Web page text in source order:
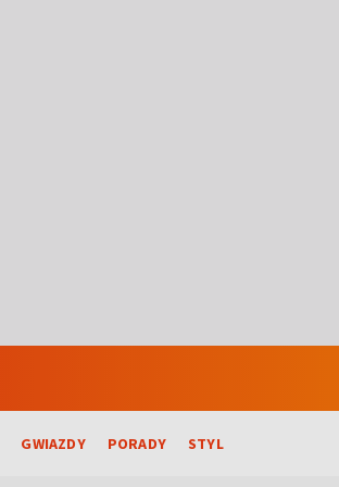
GWIAZDY PORADY STYL